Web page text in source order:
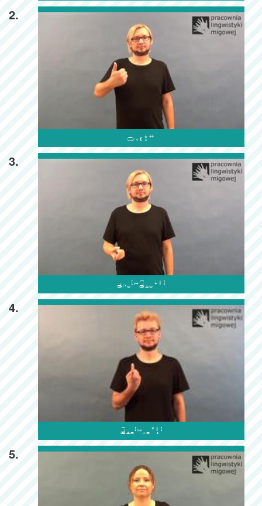
2.

3.

4.

5.